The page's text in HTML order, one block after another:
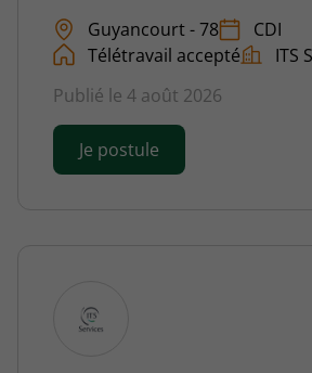
Guyancourt - 78
CDI
Télétravail accepté
ITS
Publié le 4 août 2026
Je postule